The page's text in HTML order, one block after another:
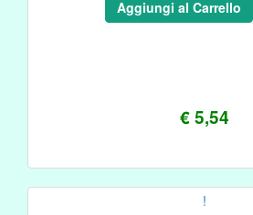
€ 5,54
Aggiungi al Carrello
!